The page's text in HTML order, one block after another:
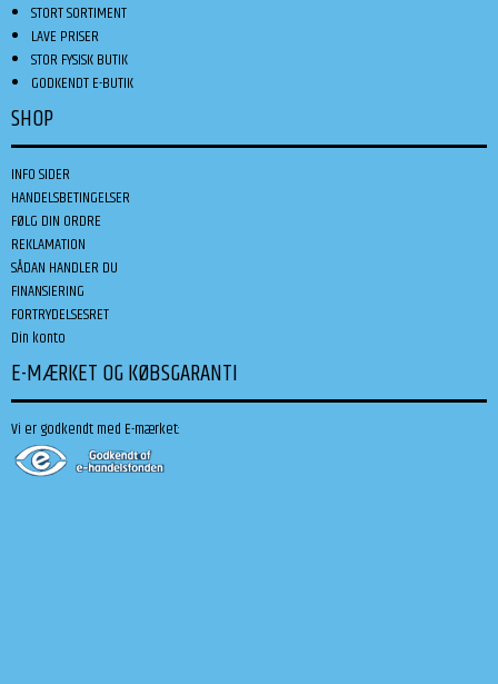
STORT SORTIMENT
LAVE PRISER
STOR FYSISK BUTIK
GODKENDT E-BUTIK
SHOP
INFO SIDER
HANDELSBETINGELSER
FØLG DIN ORDRE
REKLAMATION
SÅDAN HANDLER DU
FINANSIERING
FORTRYDELSESRET
Din konto
E-MÆRKET OG KØBSGARANTI
Vi er godkendt med E-mærket: